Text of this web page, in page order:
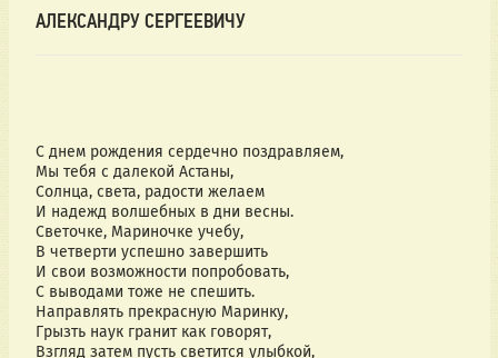
АЛЕКСАНДРУ СЕРГЕЕВИЧУ
С днем рождения сердечно поздравляем,
Мы тебя с далекой Астаны,
Солнца, света, радости желаем
И надежд волшебных в дни весны.
Светочке, Мариночке учебу,
В четверти успешно завершить
И свои возможности попробовать,
С выводами тоже не спешить.
Направлять прекрасную Маринку,
Грызть наук гранит как говорят,
Взгляд затем пусть светится улыбкой,